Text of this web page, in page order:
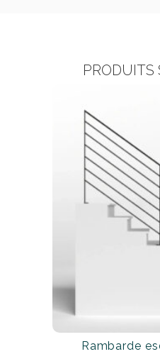
PRODUITS
Rambarde